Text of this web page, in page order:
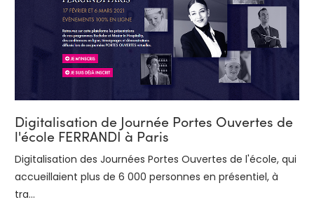
Digitalisation de Journée Portes Ouvertes de
l'école FERRANDI à Paris
Digitalisation des Journées Portes Ouvertes de l'école, qui
accueillaient plus de 6 000 personnes en présentiel, à
tra...